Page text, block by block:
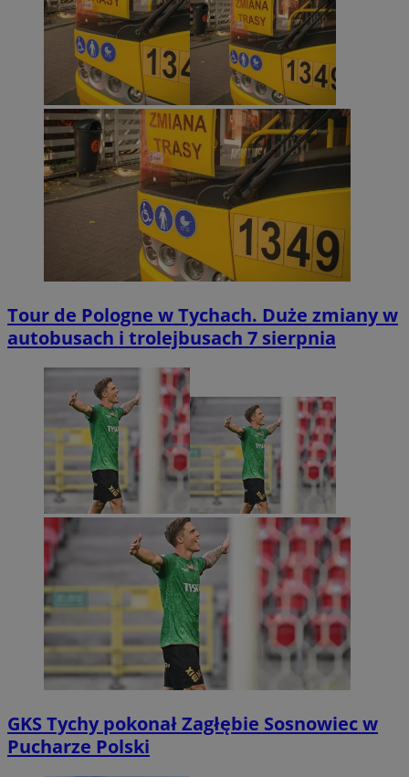
Tour de Pologne w Tychach. Duże zmiany w
autobusach i trolejbusach 7 sierpnia
GKS Tychy pokonał Zagłębie Sosnowiec w
Pucharze Polski